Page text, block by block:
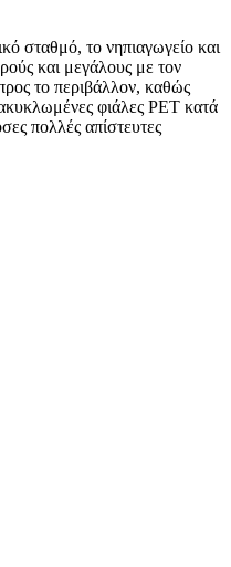
σταθμό, το νηπιαγωγείο και
και μεγάλους με τον
το περιβάλλον, καθώς
φιάλες PET κατά
πολλές απίστευτες